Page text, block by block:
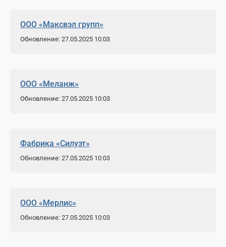
ООО «Максвэл групп»
Обновление: 27.05.2025 10:03
ООО «Меланж»
Обновление: 27.05.2025 10:03
Фабрика «Силуэт»
Обновление: 27.05.2025 10:03
ООО «Мерлис»
Обновление: 27.05.2025 10:03